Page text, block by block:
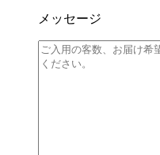
メッセージ